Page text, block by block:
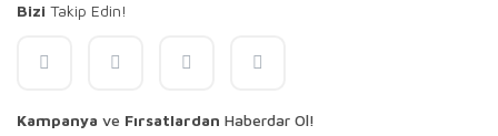
Bizi Takip Edin!
Kampanya ve Fırsatlardan Haberdar Ol!